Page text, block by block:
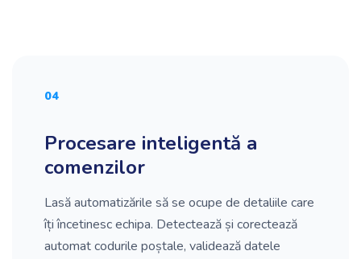
04
Procesare inteligentă a
comenzilor
Lasă automatizările să se ocupe de detaliile care
îți încetinesc echipa. Detectează și corectează
automat codurile poștale, validează datele